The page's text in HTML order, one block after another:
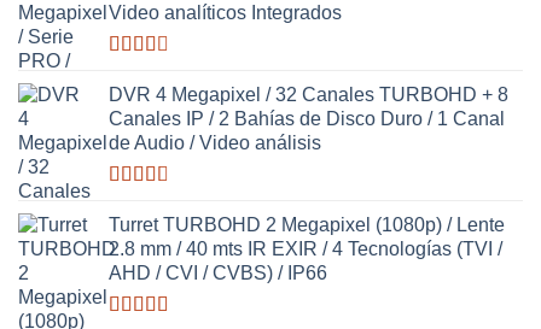
Video analíticos Integrados
con
2.58
de 5
DVR 4 Megapixel / 32 Canales TURBOHD + 8
Canales IP / 2 Bahías de Disco Duro / 1 Canal
de Audio / Video análisis
con
2.64
de 5
Turret TURBOHD 2 Megapixel (1080p) / Lente
2.8 mm / 40 mts IR EXIR / 4 Tecnologías (TVI /
AHD / CVI / CVBS) / IP66